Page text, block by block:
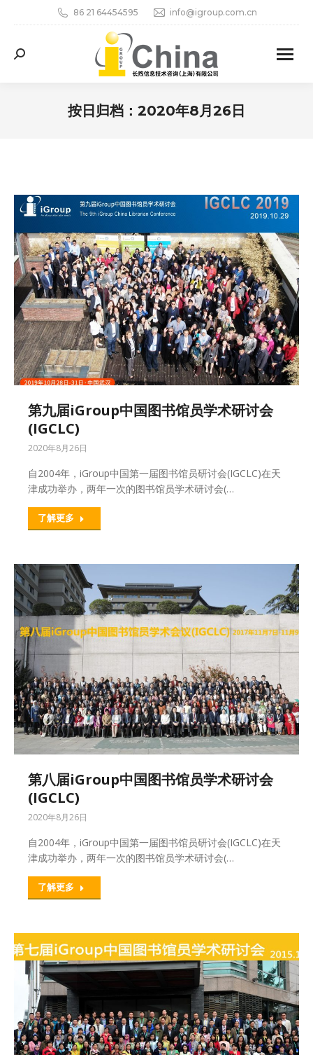
86 21 64454595 info@igroup.com.cn
Search:
按日归档： 2020年8月26日
第九届iGroup中国图书馆员学术研讨会
(IGCLC)
2020年8月26日
自2004年，iGroup中国第一届图书馆员研讨会(IGCLC)在天
津成功举办，两年一次的图书馆员学术研讨会(…
了解更多
第八届iGroup中国图书馆员学术研讨会
(IGCLC)
2020年8月26日
自2004年，iGroup中国第一届图书馆员研讨会(IGCLC)在天
津成功举办，两年一次的图书馆员学术研讨会(…
了解更多